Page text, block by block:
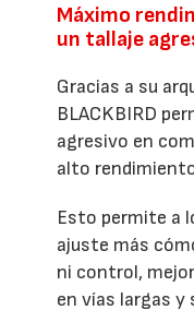
Máximo
un tallaje
Gracias a su
BLACKBIRD
agresivo en
alto
Esto permite a
ajuste más
ni control,
en vías largas y